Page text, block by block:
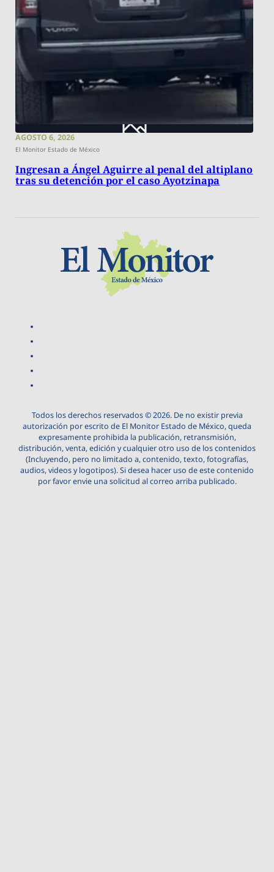
AGOSTO 6, 2026
El Monitor Estado de México
Ingresan a Ángel Aguirre al penal del altiplano
tras su detención por el caso Ayotzinapa
Todos los derechos reservados © 2026. De no existir previa
autorización por escrito de El Monitor Estado de México, queda
expresamente prohibida la publicación, retransmisión,
distribución, venta, edición y cualquier otro uso de los contenidos
(Incluyendo, pero no limitado a, contenido, texto, fotografías,
audios, videos y logotipos). Si desea hacer uso de este contenido
por favor envie una solicitud al correo arriba publicado.